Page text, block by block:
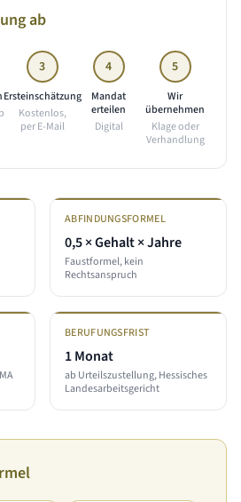
ab
3
Ersteinschätzung
Kostenlos,
per E-Mail
4
Mandat
erteilen
Digital
5
Wir
übernehmen
Klage oder
Verhandlung
ABFINDUNGSFORMEL
0,5 × Gehalt × Jahre
Faustformel, kein
Rechtsanspruch
BERUFUNGSFRIST
1 Monat
ab Urteilszustellung, Hessisches
Landesarbeitsgericht